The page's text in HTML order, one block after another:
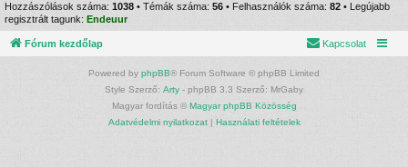
Hozzászólások száma: 1038 • Témák száma: 56 • Felhasználók száma: 82 • Legújabb
regisztrált tagunk: Endeuur
Fórum kezdőlap Kapcsolat
Powered by phpBB® Forum Software © phpBB Limited
Style Szerző: Arty - phpBB 3.3 Szerző: MrGaby
Magyar fordítás © Magyar phpBB Közösség
Adatvédelmi nyilatkozat| Használati feltételek